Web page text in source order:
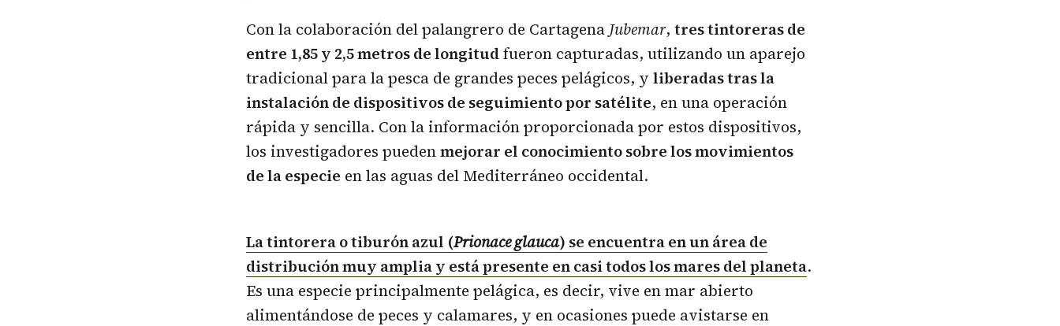
Con la colaboración del palangrero de Cartagena Jubemar, tres tintoreras de
entre 1,85 y 2,5 metros de longitudfueron capturadas, utilizando un aparejo
tradicional para la pesca de grandes peces pelágicos, y liberadas tras la
instalación de dispositivos de seguimiento por satélite, en una operación
rápida y sencilla. Con la información proporcionada por estos dispositivos,
los investigadores puedenmejorar el conocimiento sobre los movimientos
de la especie en las aguas del Mediterráneo occidental.
La tintorera o tiburón azul (Prionace glauca) se encuentra en un área de
distribución muy amplia y está presente en casi todos los mares del planeta.
Es una especie principalmente pelágica, es decir, vive en mar abierto
alimentándose de peces y calamares, y en ocasiones puede avistarse en